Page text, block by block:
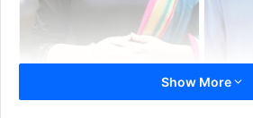
Show More